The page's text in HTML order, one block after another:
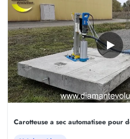
Carotteuse a sec automatisee pour